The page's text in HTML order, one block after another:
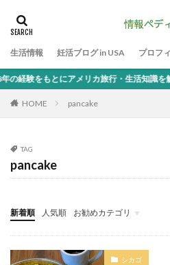
生活情報 妊活ブログ in USA プロフ
験をもとにアメリカ旅行・生活知識を解り
HOME pancake
TAG
pancake
新着順 人気順 お勧めカテゴリ
生活情報
シカゴ